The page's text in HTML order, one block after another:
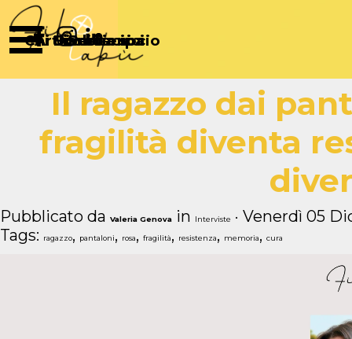
Vai ai contenuti
Salta menù
Chi Siamo
ArticoliPartecipa
Sostienici
Diventa socio
Il ragazzo dai
fragilità diventa
Pubblicato da Valeria Genova in Interviste
· Venerdì 05
Tags:
ragazzo, pantaloni, rosa, fragilità, resistenza, memoria, cura